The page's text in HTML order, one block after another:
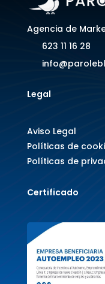
Agencia de
623 11 16 28
Legal
Aviso Legal
Políticas de
Políticas de
Certificado